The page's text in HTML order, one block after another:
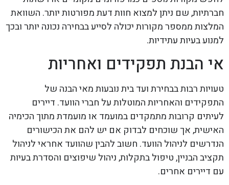
חברתיות, שם ניתן למצוא חוות דעת מפורטות יותר. השוואת
המלצות ממספר מקורות יכולה לסייע בבחירה נכונה יותר ובכך
למנוע בעיות עתידיות.
אי הבנת תפקידים ואחריות
טעויות רבות בבחירת ועד בית נובעות מאי הבנה של
התפקידים והאחריות המוטלות על חברי הוועד. דיירים
לעיתים קרובות מתמקדים במועמד או מועמדת מתוך הכימיה
האישית, אך שוכחים לבדוק אם יש להם את הכישורים
הנדרשים לניהול הוועד. חשוב להבין שהוועד אחראי לניהול
תקציב הבניין, טיפול בתקלות, ניהול שיפוצים והסדרת בעיות
עם דיירים אחרים.